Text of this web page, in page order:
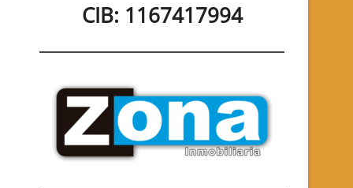
CIB: 1167417994